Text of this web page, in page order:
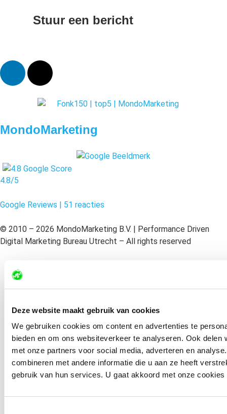
Deze website maakt gebruik van cookies
We gebruiken cookies om content en advertenties te
bieden en om ons websiteverkeer te analyseren. Ook
met onze partners voor social media, adverteren en
combineren met andere informatie die u aan ze heeft
gebruik van hun services. U gaat akkoord met onze
Stuur een bericht
MondoMarketing
4.8/5
Google Reviews | 51 reacties
© 2010 – 2026 MondoMarketing B.V. | Performance Driven
Digital Marketing Bureau Utrecht – All rights reserved
Disclaimer
Privacy Statement
Sitemap